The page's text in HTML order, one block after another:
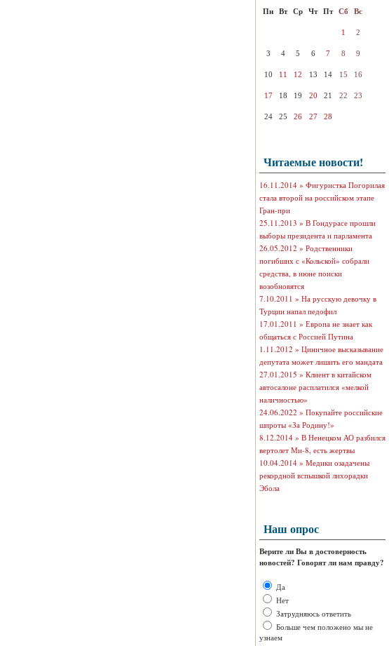
Пн Вт Ср Чт Пт Сб Вс
1 2
3 4 5 6 7 8 9
10 11 12 13 14 15 16
17 18 19 20 21 22 23
24 25 26 27 28
Читаемые новости!
16.11.2014 » Фигуристка Погорилая
стала второй на российском этапе
Гран-при
25.11.2013 » В Гондурасе прошли
выборы президента и парламента
26.05.2012 » Родственники
погибших с «Кольской» собрали
средства, в июне поиски
возобновятся
7.10.2011 » На русскую девочку в
Турции напал педофил
17.01.2011 » Европа не знает как
общаться с Россией Путина
1.11.2012 » Циничное высказывание
депутата может лишить его мандата
27.01.2015 » Клиент в китайском
автосалоне расплатился «мелкой
наличностью»
24.06.2022 » Покупайте российские
шпроты «За Родину!»
8.12.2014 » В Ненецком АО разбился
вертолет Ми-8, есть жертвы
10.04.2014 » Медики озадачены
рекордной вспышкой лихорадки
Эбола
Наш опрос
Верите ли Вы в достоверность
новостей? Говорят ли нам правду?
Да
Нет
Затрудняюсь ответить
Больше чем положено мы не
узнаем